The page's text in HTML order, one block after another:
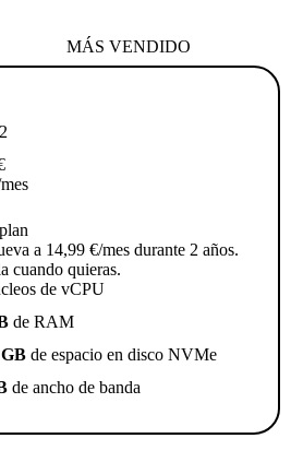
MÁS VENDIDO
a 14,99 €/mes durante 2 años.
cuando quieras.
de vCPU
de RAM
de espacio en disco NVMe
de ancho de banda